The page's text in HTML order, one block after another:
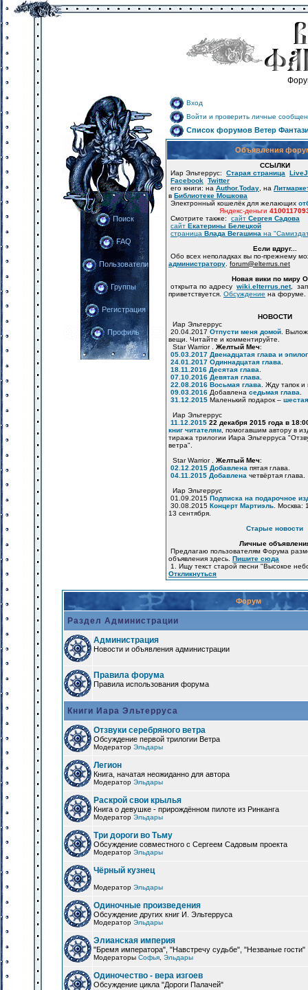
Поиск
FAQ
Пользователи
Группы
Регистрация
Профиль
Вход
Войти и проверить личные
Список форумов Ветер
Объявления
ССЫЛКИ
Иар Эльтеррус: Старая страница
Facebook Twitter
его книги: на Author.Today , на
в Библиотеке Мошкова
Электронный кошелёк для желающих
Яндекс-деньги
Смотрите также: сайт Сергея Садова
сайт Екатерины Белецкой
страница Влада Вегашина на
Если вдруг...
Обо всех неполадках вы по-прежнему
администратору forum@elterrus.net
Новая вики по миру
открыта по адресу wiki.elterrus.net,
приветствуется. Обсуждение на форуме.
НОВОСТИ
Иар Эльтеррус
20.04.2017 Отпусти меня домой .
вещи. Читайте и комментируйте.
Star Warrior . Желтый Меч:
05.03.2017 Двенадцатая глава и эпилог
24.01.2017 Одиннадцатая глава
18.11.2016 Десятая глава
07.10.2016 Девятая глава
22.08.2016 Восьмая глава . Жду тапок
09.03.2016 Добавлена седьмая глава
31.12.2015 Маленький подарок –
Иар Эльтеррус
11.12.2015 22 декабря 2015 года в
книг читателям , помогавшим автору в
тиража трилогии Иара Эльтерруса
ветра".
Star Warrior . Желтый Меч:
02.12.2015 Добавлена пятая глава.
04.11.2015 Добавлена четвёртая глава.
Иар Эльтеррус
01.09.2015 Подписка на подарочное
30.08.2015 Концерт Мартиэль . Москва:
13 сентября.
Старые новости
Личные
Предлагаю пользователям Форума
объявления здесь. Пишите сюда
1. Ищу текст старой песни "Высокое
Откликнуться
Форум
Раздел Администрации
Администрация
Новости и объявления администрации
Правила форума
Правила использования форума
Книги Иара Эльтерруса
Отзвуки серебряного ветра
Обсуждение первой трилогии Ветра
Модератор Эльдары
Легион
Книга, начатая неожиданно для автора
Модератор Эльдары
Раскрой свои крылья
Книга о девушке - прирождённом пилоте из Ринканга
Модератор Эльдары
Три дороги во Тьму
Обсуждение совместного с Сергеем Садовым проекта
Модератор Эльдары
Чёрный кузнец
Модератор Эльдары
Одиночные произведения
Обсуждение других книг И. Эльтерруса
Модератор Эльдары
Элианская империя
"Бремя императора", "Навстречу судьбе", "Незваные гости"
Модераторы Софья Эльдары
Одиночество - вера изгоев
Обсуждение цикла "Дороги Палачей"